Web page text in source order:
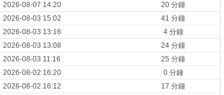
2026-08-07 14:20
20 分鐘
2026-08-03 15:02
41 分鐘
2026-08-03 13:16
4 分鐘
2026-08-03 13:08
24 分鐘
2026-08-03 11:16
25 分鐘
2026-08-02 16:20
0 分鐘
2026-08-02 16:12
17 分鐘